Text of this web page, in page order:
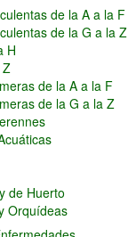
de la A a la F
de la G a la Z
H
Z
de la A a la F
de la G a la Z
de Huerto
Orquídeas